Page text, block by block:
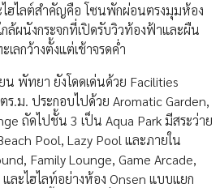
ไฮไลต์สำคัญคือ โซนพักผ่อนตรงมุมห้อง
ล้ผนังกระจกที่เปิดรับวิวท้องฟ้าและผืน
ลกว้างตั้งแต่เช้าจรดค่ำ
น พัทยา ยังโดดเด่นด้วย Facilities
.ม. ประกอบไปด้วย Aromatic Garden,
ถัดไปชั้น 3 เป็น Aqua Park มีสระว่าย
Pool, Lazy Pool และภายใน
Family Lounge, Game Arcade,
ละไฮไลท์อย่างห้อง Onsen แบบแยก